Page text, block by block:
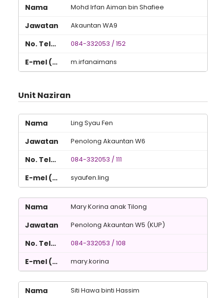
Mohd Irfan Aiman bin Shafiee
Akauntan WA9
084-332053 / 152
m.irfanaimans
Unit Naziran
Ling Syau Fen
Penolong Akauntan W6
084-332053 / 111
syaufen.ling
Mary Korina anak Tilong
Penolong Akauntan W5 (KUP)
084-332053 / 108
mary.korina
Siti Hawa binti Hassim